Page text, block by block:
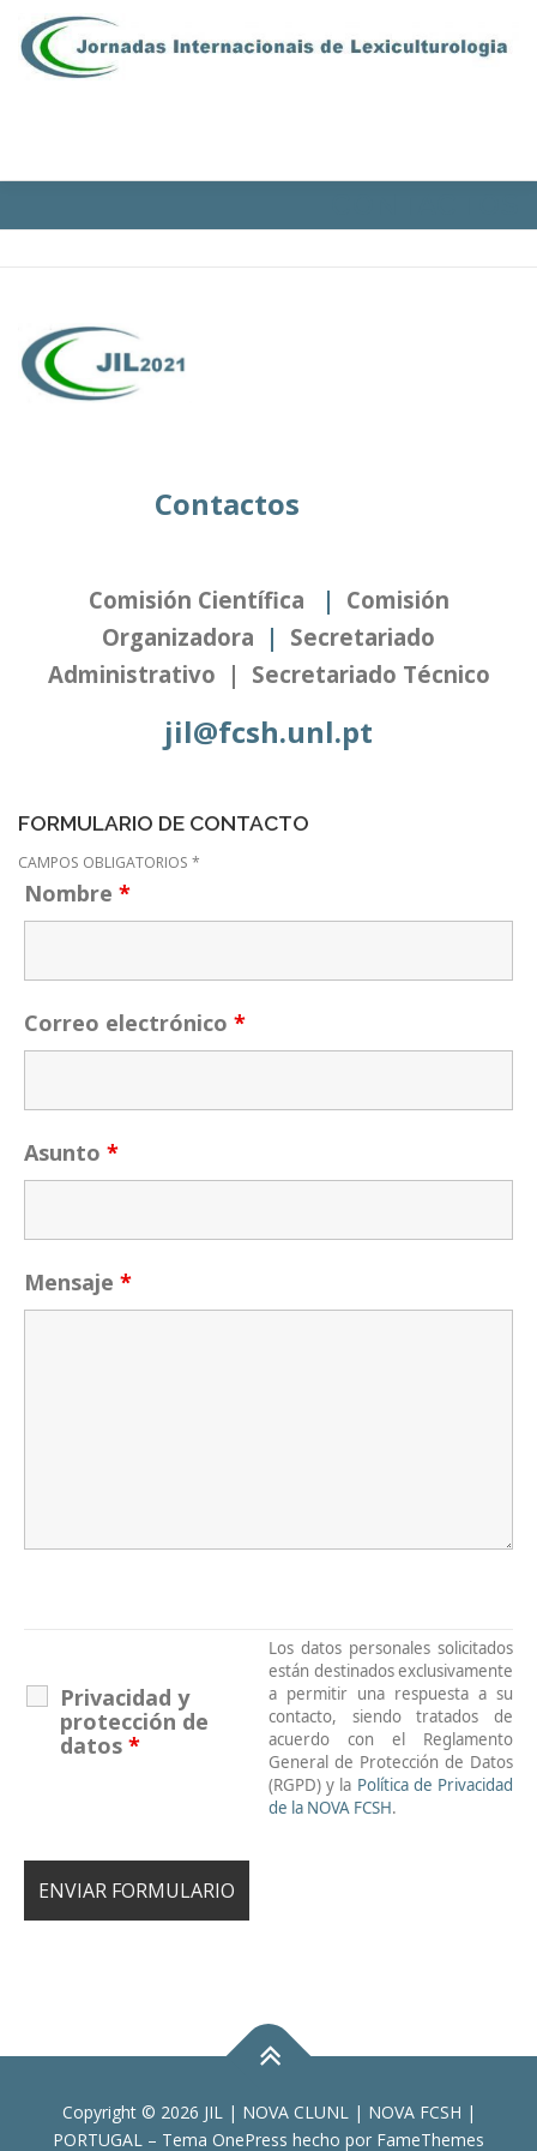
Saltar al contenido
PRESENTACIÓN COMISIONES PROGRAMA
ÁREA RESERVADA
Contactos
Comisión Científica | Comisión
Organizadora | Secretariado
Administrativo | Secretariado Técnico
jil@fcsh.unl.pt
FORMULARIO DE CONTACTO
CAMPOS OBLIGATORIOS *
Nombre *
Correo electrónico *
Asunto *
Mensaje *
Privacidad y
protección de
datos *
Los datos personales solicitados
están destinados exclusivamente
a permitir una respuesta a su
contacto, siendo tratados de
acuerdo con el Reglamento
General de Protección de Datos
(RGPD) y la Política de Privacidad
de la NOVA FCSH.
Copyright © 2026 JIL | NOVA CLUNL | NOVA FCSH |
PORTUGAL – Tema OnePress hecho por FameThemes